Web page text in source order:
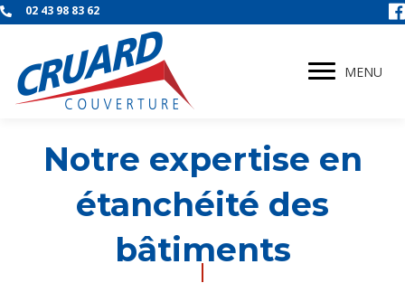
02 43 98 83 62
MENU
Notre expertise en
étanchéité des
bâtiments